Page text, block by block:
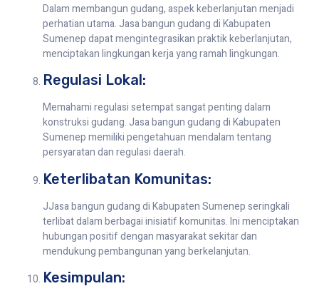
Dalam membangun gudang, aspek keberlanjutan menjadi
perhatian utama. Jasa bangun gudang di Kabupaten
Sumenep dapat mengintegrasikan praktik keberlanjutan,
menciptakan lingkungan kerja yang ramah lingkungan.
Regulasi Lokal:
Memahami regulasi setempat sangat penting dalam
konstruksi gudang. Jasa bangun gudang di Kabupaten
Sumenep memiliki pengetahuan mendalam tentang
persyaratan dan regulasi daerah.
Keterlibatan Komunitas:
JJasa bangun gudang di Kabupaten Sumenep seringkali
terlibat dalam berbagai inisiatif komunitas. Ini menciptakan
hubungan positif dengan masyarakat sekitar dan
mendukung pembangunan yang berkelanjutan.
Kesimpulan: